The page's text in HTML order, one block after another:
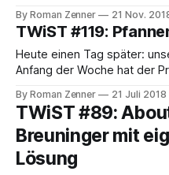
Elektronikhandel. Heute
Mode befassen, bzw.
hierzulande. Das wären
Hause Otto, zum
By Roman Zenner 21 Nov.
TWiST #119:
Heute einen Tag später:
Anfang der Woche hat der
eigene Infrastruktur.
gerade zu Beginn seiner
Problem, Website- und
Kunden sahen statt er
By Roman Zenner 21 Juli 2018
TWiST #89:
Breuninger mit
Lösung